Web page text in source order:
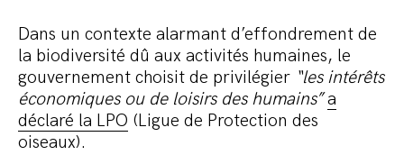
Dans un contexte alarmant d’effondrement de
la biodiversité dû aux activités humaines, le
gouvernement choisit de privilégier “les intérêts
économiques ou de loisirs des humains” a
déclaré la LPO (Ligue de Protection des
oiseaux).